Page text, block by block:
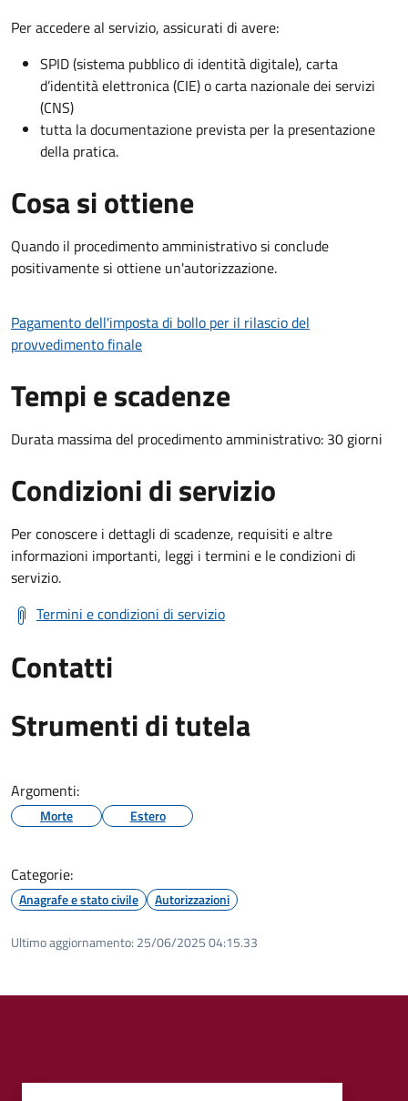
Per accedere al servizio, assicurati di avere:
SPID (sistema pubblico di identità digitale), carta
d’identità elettronica (CIE) o carta nazionale dei servizi
(CNS)
tutta la documentazione prevista per la presentazione
della pratica.
Cosa si ottiene
Quando il procedimento amministrativo si conclude
positivamente si ottiene un'autorizzazione.
Pagamento dell'imposta di bollo per il rilascio del
provvedimento finale
Tempi e scadenze
Durata massima del procedimento amministrativo: 30 giorni
Condizioni di servizio
Per conoscere i dettagli di scadenze, requisiti e altre
informazioni importanti, leggi i termini e le condizioni di
servizio.
Termini e condizioni di servizio
Contatti
Strumenti di tutela
Argomenti:
Morte Estero
Categorie:
Anagrafe e stato civile Autorizzazioni
Ultimo aggiornamento: 25/06/2025 04:15.33